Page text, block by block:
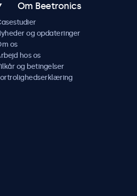
Om Beetronics
og opdateringer
os
hos os
og betingelser